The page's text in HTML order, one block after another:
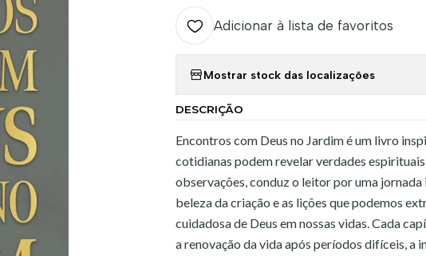
Adicionar à lista de favoritos
Mostrar stock das localizações
DESCRIÇÃO
Encontros com Deus no Jardim é um livro
cotidianas podem revelar verdades
observações, conduz o leitor por uma
beleza da criação e as lições que podemos
cuidadosa de Deus em nossas vidas. Cada
a renovação da vida após períodos difíceis, a